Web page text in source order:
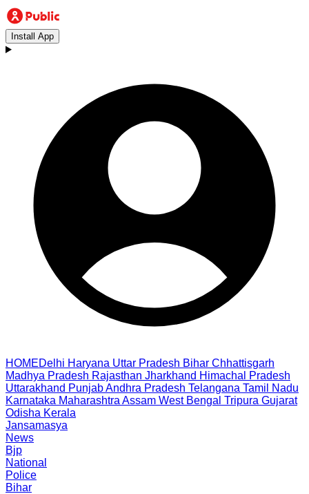
Install App
HOMEDelhi Haryana Uttar Pradesh Bihar Chhattisgarh
Madhya Pradesh Rajasthan Jharkhand Himachal Pradesh
Uttarakhand PunjabAndhra Pradesh Telangana Tamil Nadu
Karnataka Maharashtra Assam West Bengal Tripura Gujarat
Odisha Kerala
Jansamasya
News
Bjp
National
Police
Bihar